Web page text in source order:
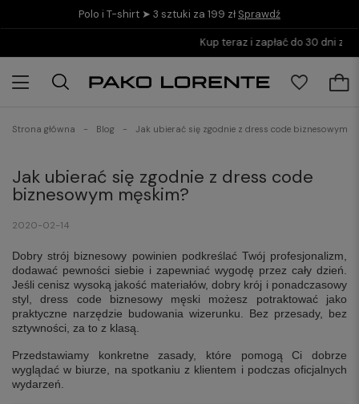
Polo i T-shirt ➤ 3 sztuki za 199 zł Sprawdź
Kup teraz i zapłać do 30 dni z PayPo
Strona główna Blog Jak ubierać się zgodnie z dress code biznesowym
Jak ubierać się zgodnie z dress code
biznesowym męskim?
2020-02-14
Dobry strój biznesowy powinien podkreślać Twój profesjonalizm,
dodawać pewności siebie i zapewniać wygodę przez cały dzień.
Jeśli cenisz wysoką jakość materiałów, dobry krój i ponadczasowy
styl, dress code biznesowy męski możesz potraktować jako
praktyczne narzędzie budowania wizerunku. Bez przesady, bez
sztywności, za to z klasą.
Przedstawiamy konkretne zasady, które pomogą Ci dobrze
wyglądać w biurze, na spotkaniu z klientem i podczas oficjalnych
wydarzeń.